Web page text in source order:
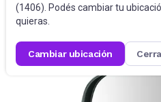
(1406). Podés cambiar tu
quieras.
cambiar ubicación